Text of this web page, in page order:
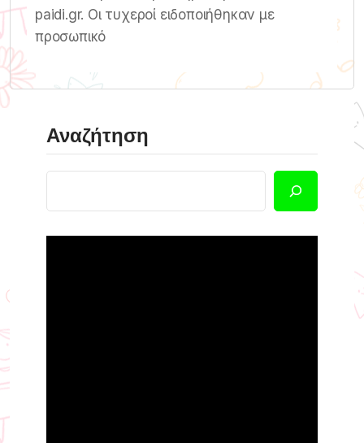
paidi.gr. Οι τυχεροί ειδοποιήθηκαν με
προσωπικό
Αναζήτηση